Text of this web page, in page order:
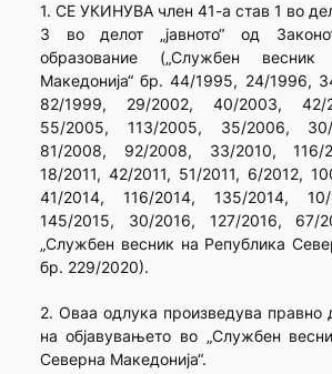
1. СЕ УКИНУВА член 41-а став 1 во
3 во делот „јавното“ од
образование („Службен
Македонија“ бр. 44/1995, 24/1996,
82/1999, 29/2002, 40/2003, 42/
55/2005, 113/2005, 35/2006, 30/
81/2008, 92/2008, 33/2010, 116/
18/2011, 42/2011, 51/2011, 6/2012,
41/2014, 116/2014, 135/2014,
145/2015, 30/2016, 127/2016, 67/
„Службен весник на Република
бр. 229/2020).
2. Оваа одлука произведува правно
на објавувањето во „Службен
Северна Македонија“.